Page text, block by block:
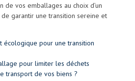
de vos emballages au choix d’un
garantir une transition sereine et
écologique pour une transition
pour limiter les déchets
transport de vos biens ?